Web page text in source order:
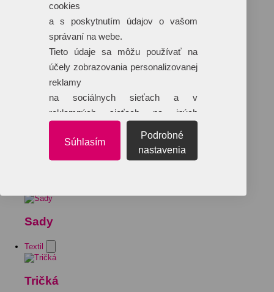
Sady
Textil
Tričká
cookies
a s poskytnutím údajov o vašom
správaní na webe.
Tieto údaje sa môžu používať na
účely zobrazovania personalizovanej
reklamy
na sociálnych sieťach a v
reklamných sieťach na iných
Súhlasím
Podrobné
nastavenia